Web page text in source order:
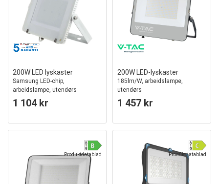
200W LED lyskaster
Samsung LED-chip,
arbeidslampe, utendørs
1 104 kr
200W LED-lyskaster
185lm/W, arbeidslampe,
utendørs
1 457 kr
Produktdatablad Produktdatablad